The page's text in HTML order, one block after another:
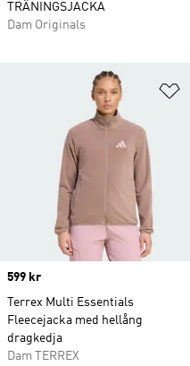
TRÄNINGSJACKA
Dam Originals
Price
599 kr
Terrex Multi Essentials
Fleecejacka med hellång
dragkedja
Dam TERREX